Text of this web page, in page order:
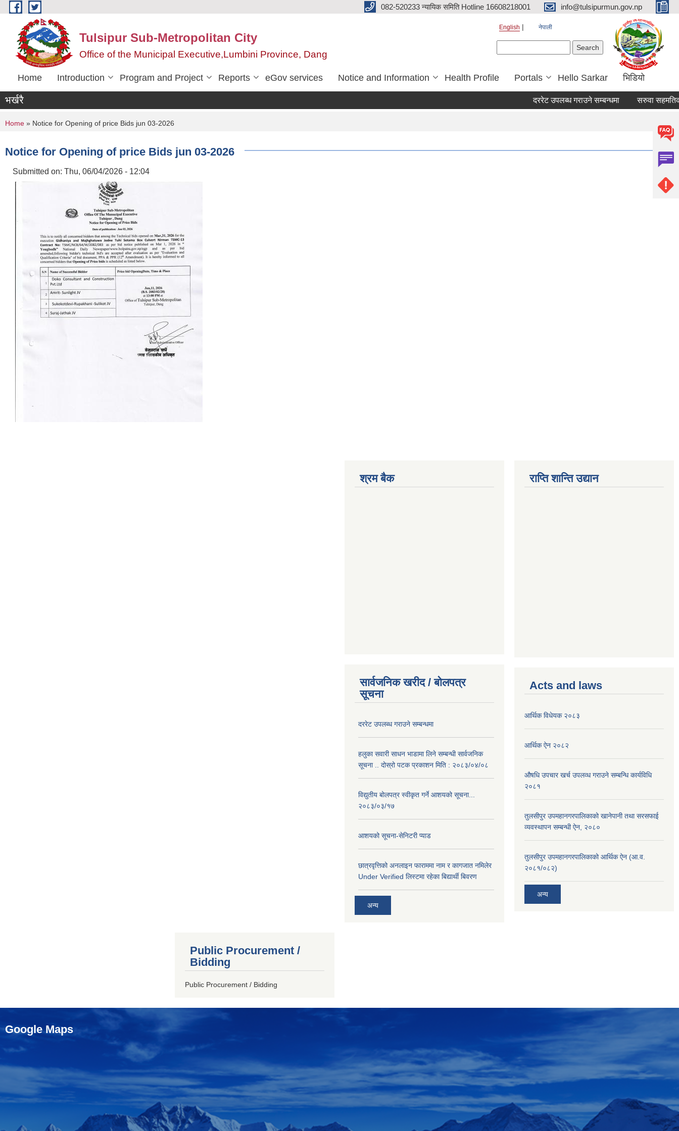
Skip to main content 082-520233 न्यायिक समिति Hotline 16608218001 info@tulsipurmun.gov.np
Tulsipur Sub-Metropolitan City
Office of the Municipal Executive,Lumbini Province, Dang
English नेपाली
Home Introduction Program and Project Reports eGov services Notice and Information Health Profile Portals Hello Sarkar भिडियो
भर्खरै दररेट उपलब्ध गराउने सम्बन्धमा सरुवा सहमतिका
You are here
Home » Notice for Opening of price Bids jun 03-2026
Notice for Opening of price Bids jun 03-2026
Submitted on: Thu, 06/04/2026 - 12:04
श्रम बैक
सार्वजनिक खरीद / बोलपत्र
सूचना
दररेट उपलब्ध गराउने सम्बन्धमा
हलुका सवारी साधन भाडामा लिने सम्बन्धी सार्वजनिक
सूचना .. दोस्रो पटक प्रकाशन मिति : २०८३/०४/०८
विद्युतीय बोलपत्र स्वीकृत गर्ने आशयको सूचना...
२०८३/०३/१७
आशयको सूचना-सेनिटरी प्याड
छात्रवृत्तिको अनलाइन फाराममा नाम र कागजात नमिलेर
Under Verified लिस्टमा रहेका बिद्यार्थी बिवरण
अन्य
राप्ति शान्ति उद्यान
Acts and laws
आर्थिक विधेयक २०८३
आर्थिक ऐन २०८२
औषधि उपचार खर्च उपलव्ध गराउने सम्बन्धि कार्यविधि
२०८१
तुलसीपुर उपमहानगरपालिकाको खानेपानी तथा सरसफाई
व्यवस्थापन सम्बन्धी ऐन, २०८०
तुलसीपुर उपमहानगरपालिकाको आर्थिक ऐन (आ.व.
२०८१/०८२)
अन्य
Public Procurement /
Bidding
Public Procurement / Bidding
Google Maps